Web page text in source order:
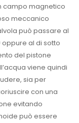
campo magnetico
meccanico
può passare al
al di sotto
del pistone
viene quindi
sia per
con una
evitando
può essere